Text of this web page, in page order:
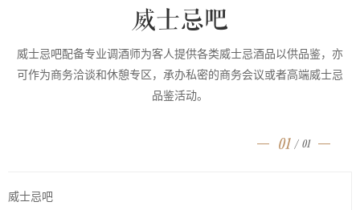
威士忌吧
威士忌吧配备专业调酒师为客人提供各类威士忌酒品以供品鉴，亦
可作为商务洽谈和休憩专区，承办私密的商务会议或者高端威士忌
品鉴活动。
01 / 01
威士忌吧